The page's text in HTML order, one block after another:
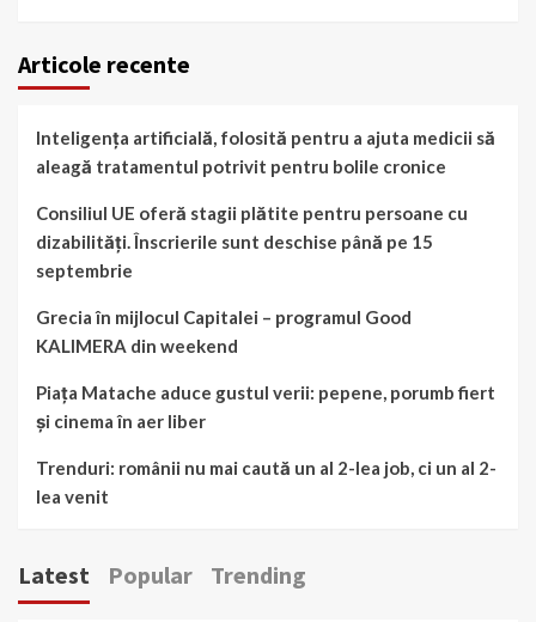
Articole recente
Inteligența artificială, folosită pentru a ajuta medicii să
aleagă tratamentul potrivit pentru bolile cronice
Consiliul UE oferă stagii plătite pentru persoane cu
dizabilități. Înscrierile sunt deschise până pe 15
septembrie
Grecia în mijlocul Capitalei – programul Good
KALIMERA din weekend
Piața Matache aduce gustul verii: pepene, porumb fiert
și cinema în aer liber
Trenduri: românii nu mai caută un al 2-lea job, ci un al 2-
lea venit
Latest Popular Trending